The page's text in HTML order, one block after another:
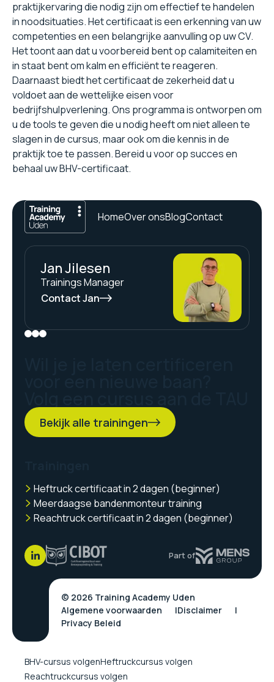
praktijkervaring die nodig zijn om effectief te handelen
in noodsituaties. Het certificaat is een erkenning van uw
competenties en een belangrijke aanvulling op uw CV.
Het toont aan dat u voorbereid bent op calamiteiten en
in staat bent om kalm en efficiënt te reageren.
Daarnaast biedt het certificaat de zekerheid dat u
voldoet aan de wettelijke eisen voor
bedrijfshulpverlening. Ons programma is ontworpen om
u de tools te geven die u nodig heeft om niet alleen te
slagen in de cursus, maar ook om die kennis in de
praktijk toe te passen. Bereid u voor op succes en
behaal uw BHV-certificaat.
HomeOver onsBlogContact
Jan Jilesen
Trainings Manager
Contact Jan
Bekijk alle trainingen
Heftruck certificaat in 2 dagen (beginner)
Meerdaagse bandenmonteur training
Reachtruck certificaat in 2 dagen (beginner)
Part of
© 2026 Training Academy Uden
Algemene voorwaarden
Disclaimer
Privacy Beleid
BHV-cursus volgenHeftruckcursus volgen
Reachtruckcursus volgen